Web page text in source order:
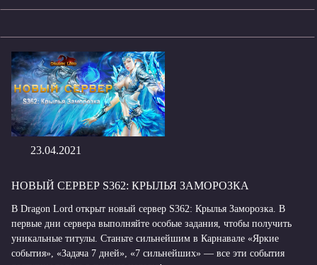
23.04.2021
НОВЫЙ СЕРВЕР S362: КРЫЛЬЯ ЗАМОРОЗКА
В Dragon Lord открыт новый сервер S362: Крылья Заморозка. В
первые дни сервера выполняйте особые задания, чтобы получить
уникальные титулы. Станьте сильнейшим в Карнавале «Яркие
события», «Задача 7 дней», «7 сильнейших» — все эти события